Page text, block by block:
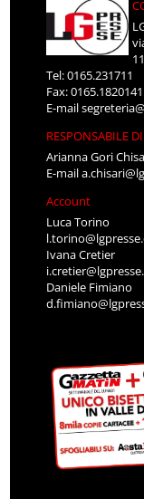
Tel: 0165.231711
Fax: 0165.1820141
E-mail
RESPONSABILE
Arianna Gori
E-mail
Account
Luca Torino
Ivana Cretier
Daniele Fimiano